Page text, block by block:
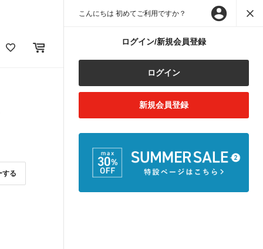
する
こんにちは 初めてご利用ですか？
ログイン/新規会員登録
ログイン
新規会員登録